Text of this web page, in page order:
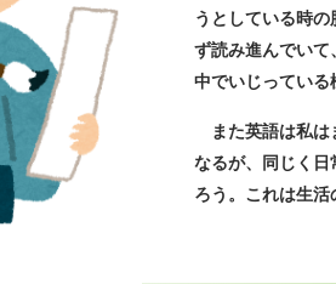
うとしている時
ず読み進んでい
中でいじっている
また英語は私は
なるが、同じく
ろう。これは生活